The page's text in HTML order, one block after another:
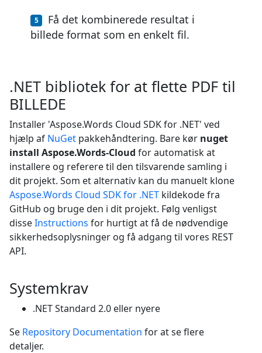
Få det kombinerede resultat i
billede format som en enkelt fil.
.NET bibliotek for at flette PDF til
BILLEDE
Installer 'Aspose.Words Cloud SDK for .NET' ved
hjælp af NuGet pakkehåndtering. Bare kør nuget
install Aspose.Words-Cloud for automatisk at
installere og referere til den tilsvarende samling i
dit projekt. Som et alternativ kan du manuelt klone
Aspose.Words Cloud SDK for .NET kildekode fra
GitHub og bruge den i dit projekt. Følg venligst
disseInstructions for hurtigt at få de nødvendige
sikkerhedsoplysninger og få adgang til vores REST
API.
Systemkrav
.NET Standard 2.0 eller nyere
Se Repository Documentation for at se flere
detaljer.